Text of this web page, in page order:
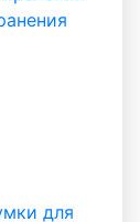
для